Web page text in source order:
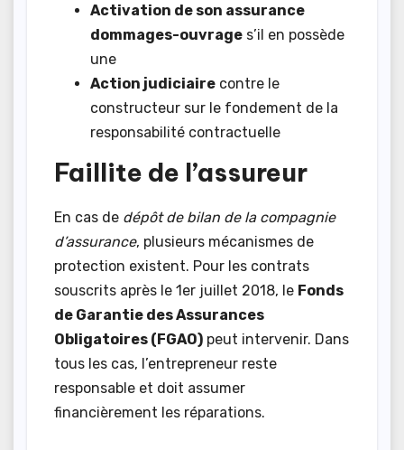
Activation de son assurance
dommages-ouvrage s’il en possède
une
Action judiciaire contre le
constructeur sur le fondement de la
responsabilité contractuelle
Faillite de l’assureur
En cas de dépôt de bilan de la compagnie
d’assurance, plusieurs mécanismes de
protection existent. Pour les contrats
souscrits après le 1er juillet 2018, le Fonds
de Garantie des Assurances
Obligatoires (FGAO) peut intervenir. Dans
tous les cas, l’entrepreneur reste
responsable et doit assumer
financièrement les réparations.